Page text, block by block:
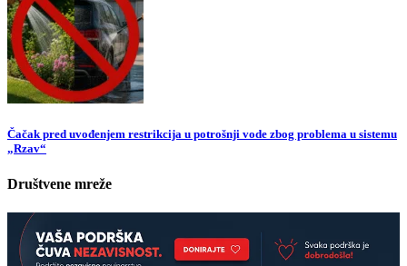
Čačak pred uvođenjem restrikcija u potrošnji vode zbog problema u sistemu
„Rzav“
Društvene mreže